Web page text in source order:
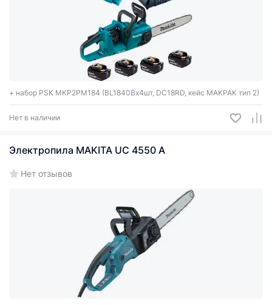
+ набор PSK MKP2PM184 (BL1840Bx4шт, DC18RD, кейс MAKPAK тип 2)
Нет в наличии
Электропила MAKITA UC 4550 A
Нет отзывов